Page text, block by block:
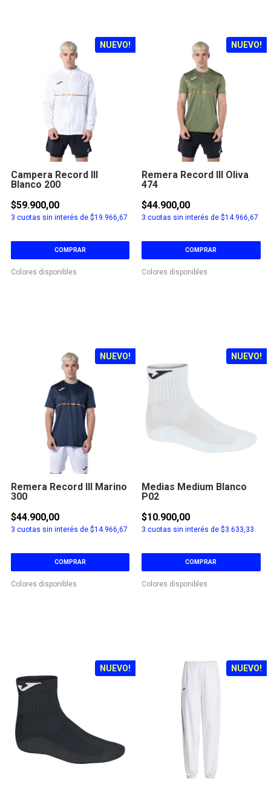
NUEVO!
Campera Record III
Blanco 200
$59.900,00
3 cuotas sin interés de $19.966,67
COMPRAR
Colores disponibles
NUEVO!
Remera Record III Oliva
474
$44.900,00
3 cuotas sin interés de $14.966,67
COMPRAR
Colores disponibles
NUEVO!
Remera Record III Marino
300
$44.900,00
3 cuotas sin interés de $14.966,67
COMPRAR
Colores disponibles
NUEVO!
Medias Medium Blanco
P02
$10.900,00
3 cuotas sin interés de $3.633,33
COMPRAR
Colores disponibles
NUEVO! NUEVO!